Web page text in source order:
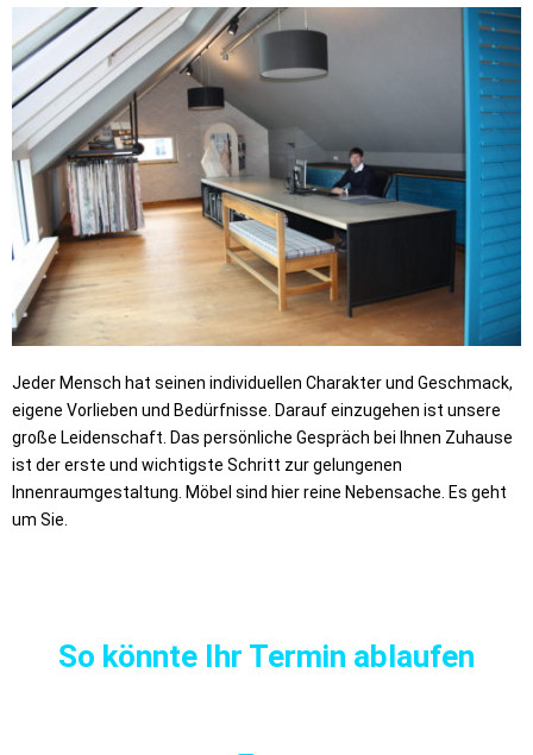
Jeder Mensch hat seinen individuellen Charakter und Geschmack,
eigene Vorlieben und Bedürfnisse. Darauf einzugehen ist unsere
große Leidenschaft. Das persönliche Gespräch bei Ihnen Zuhause
ist der erste und wichtigste Schritt zur gelungenen
Innenraumgestaltung. Möbel sind hier reine Nebensache. Es geht
um Sie.
So könnte Ihr Termin ablaufen